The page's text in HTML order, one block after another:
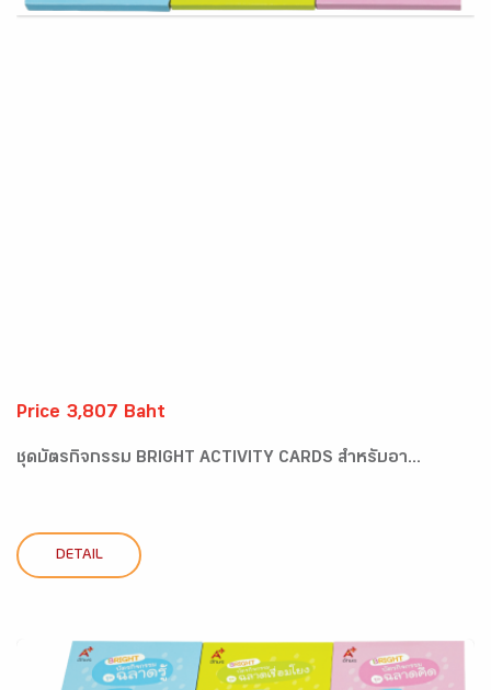
Price 3,807 Baht
ชุดบัตรกิจกรรม BRIGHT ACTIVITY CARDS สำหรับอา...
DETAIL